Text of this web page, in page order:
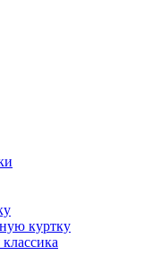
куртку